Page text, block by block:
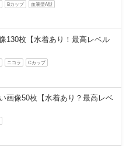
Bカップ 血液型A型
130枚【水着あり！最高レベル
ニコラ Cカップ
画像50枚【水着あり？最高レベ